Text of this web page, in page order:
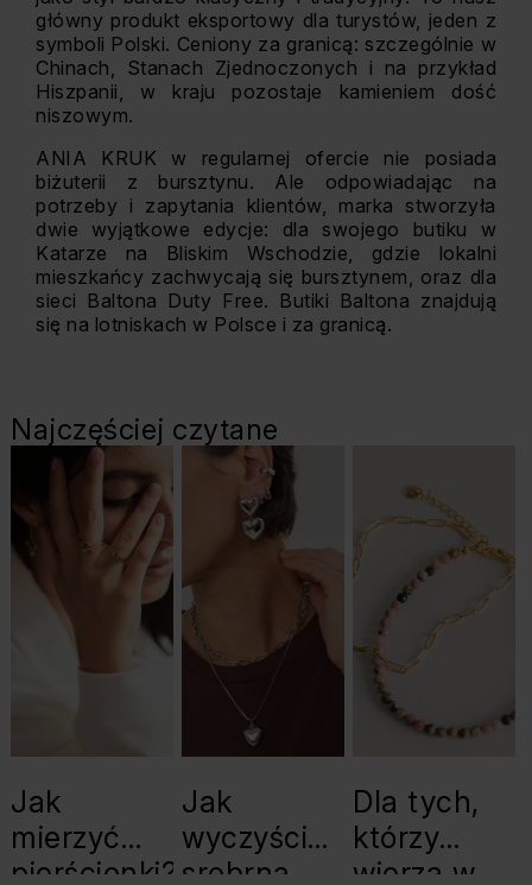
główny produkt eksportowy dla turystów, jeden z
symboli Polski. Ceniony za granicą: szczególnie w
Chinach, Stanach Zjednoczonych i na przykład
Hiszpanii, w kraju pozostaje kamieniem dość
niszowym.
ANIA KRUK w regularnej ofercie nie posiada
biżuterii z bursztynu. Ale odpowiadając na
potrzeby i zapytania klientów, marka stworzyła
dwie wyjątkowe edycje: dla swojego butiku w
Katarze na Bliskim Wschodzie, gdzie lokalni
mieszkańcy zachwycają się bursztynem, oraz dla
sieci Baltona Duty Free. Butiki Baltona znajdują
się na lotniskach w Polsce i za granicą.
Najczęściej czytane
Jak
mierzyć
pierścionki?
Jak
wyczyścić
srebrną
Dla tych,
którzy
wierzą w